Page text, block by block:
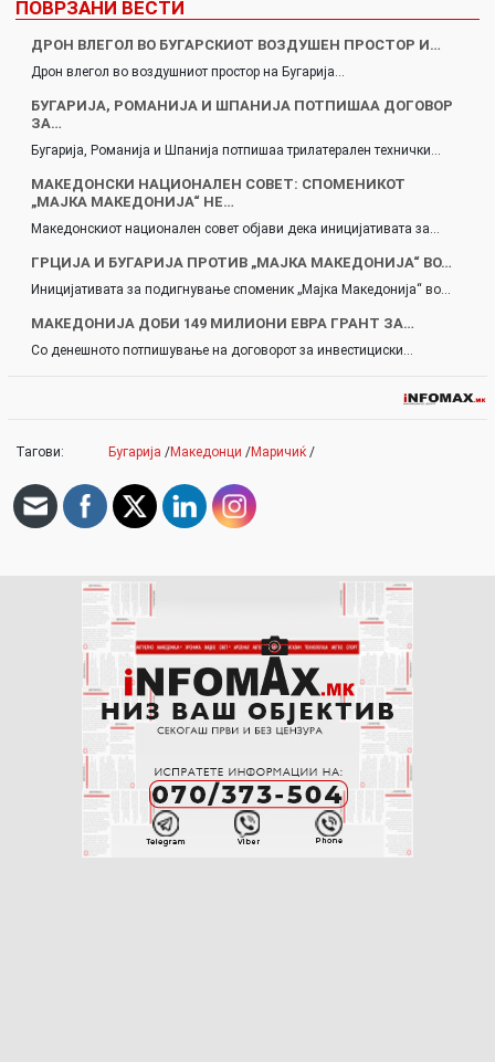
ПОВРЗАНИ ВЕСТИ
ДРОН ВЛЕГОЛ ВО БУГАРСКИОТ ВОЗДУШЕН ПРОСТОР И…
Дрон влегол во воздушниот простор на Бугарија…
БУГАРИЈА, РОМАНИЈА И ШПАНИЈА ПОТПИШАА ДОГОВОР
ЗА…
Бугарија, Романија и Шпанија потпишаа трилатерален технички…
МАКЕДОНСКИ НАЦИОНАЛЕН СОВЕТ: СПОМЕНИКОТ
„МАЈКА МАКЕДОНИЈА“ НЕ…
Македонскиот национален совет објави дека иницијативата за…
ГРЦИЈА И БУГАРИЈA ПРОТИВ „МАЈКА МАКЕДОНИЈА“ ВО…
Иницијативата за подигнување споменик „Мајка Македонија“ во…
МАКЕДОНИЈА ДОБИ 149 МИЛИОНИ ЕВРА ГРАНТ ЗА…
Со денешното потпишување на договорот за инвестициски…
Тагови: Бугарија /Македонци /Маричиќ /